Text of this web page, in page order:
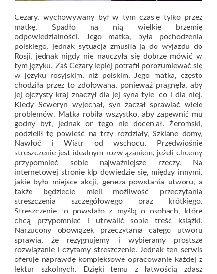
Cezary, wychowywany był w tym czasie tylko przez
matkę. Spadło na nią wielkie brzemię
odpowiedzialności. Jego matka, była pochodzenia
polskiego, jednak sytuacja zmusiła ją do wyjazdu do
Rosji, jednak nigdy nie nauczyła się dobrze mówić w
tym języku. Zaś Cezary lepiej potrafił porozumiewać się
w języku rosyjskim, niż polskim. Jego matka, często
chodziła przez to zdołowana, ponieważ pragnęła, aby
jej ojczysty kraj znaczył dla jej syna tyle, co i dla niej.
Kiedy Seweryn wyjechał, syn zaczął sprawiać wiele
problemów. Matka robiła wszystko, aby zapewnić mu
godny byt, jednak on tego nie doceniał. Żeromski,
podzielił tę powieść na trzy rozdziały, Szklane domy,
Nawłoć i Wiatr od wschodu. Przedwiośnie
streszczenie jest idealnym rozwiązaniem, jeżeli chcemy
przypomnieć sobie najważniejsze rzeczy. Na
internetowej stronie klp dowiedzie się, między innymi,
jakie było miejsce akcji, geneza powstania utworu, a
także będziecie mieli możliwość przeczytania
streszczenia szczegółowego oraz krótkiego.
Streszczenie to powstało z myślą o osobach, które
chcą przypomnieć i utrwalić sobie treść książki.
Narzucony obowiązek przeczytania całego utworu
sprawia, że rezygnujemy i wybieramy prostsze
rozwiązanie i czytamy streszczenie. Jednak ten serwis
oferuje naprawdę kompleksowe opracowanie każdej z
lektur szkolnych. Dzięki temu z łatwością zdasz